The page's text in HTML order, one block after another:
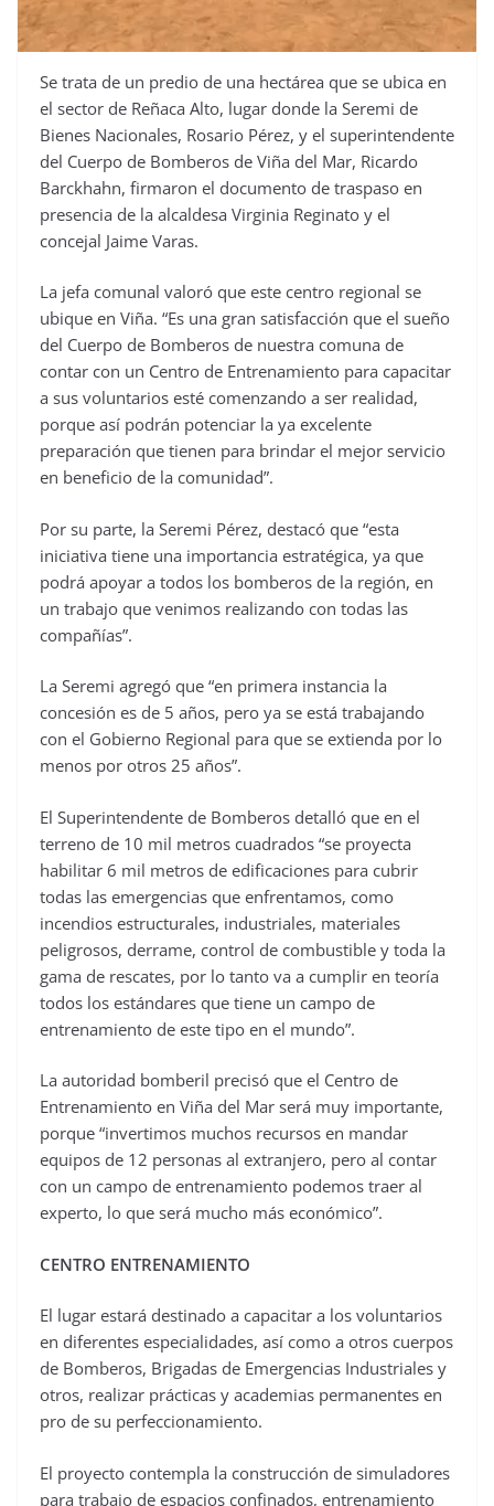
Se trata de un predio de una hectárea que se ubica en
el sector de Reñaca Alto, lugar donde la Seremi de
Bienes Nacionales, Rosario Pérez, y el superintendente
del Cuerpo de Bomberos de Viña del Mar, Ricardo
Barckhahn, firmaron el documento de traspaso en
presencia de la alcaldesa Virginia Reginato y el
concejal Jaime Varas.
La jefa comunal valoró que este centro regional se
ubique en Viña. “Es una gran satisfacción que el sueño
del Cuerpo de Bomberos de nuestra comuna de
contar con un Centro de Entrenamiento para capacitar
a sus voluntarios esté comenzando a ser realidad,
porque así podrán potenciar la ya excelente
preparación que tienen para brindar el mejor servicio
en beneficio de la comunidad”.
Por su parte, la Seremi Pérez, destacó que “esta
iniciativa tiene una importancia estratégica, ya que
podrá apoyar a todos los bomberos de la región, en
un trabajo que venimos realizando con todas las
compañías”.
La Seremi agregó que “en primera instancia la
concesión es de 5 años, pero ya se está trabajando
con el Gobierno Regional para que se extienda por lo
menos por otros 25 años”.
El Superintendente de Bomberos detalló que en el
terreno de 10 mil metros cuadrados “se proyecta
habilitar 6 mil metros de edificaciones para cubrir
todas las emergencias que enfrentamos, como
incendios estructurales, industriales, materiales
peligrosos, derrame, control de combustible y toda la
gama de rescates, por lo tanto va a cumplir en teoría
todos los estándares que tiene un campo de
entrenamiento de este tipo en el mundo”.
La autoridad bomberil precisó que el Centro de
Entrenamiento en Viña del Mar será muy importante,
porque “invertimos muchos recursos en mandar
equipos de 12 personas al extranjero, pero al contar
con un campo de entrenamiento podemos traer al
experto, lo que será mucho más económico”.
CENTRO ENTRENAMIENTO
El lugar estará destinado a capacitar a los voluntarios
en diferentes especialidades, así como a otros cuerpos
de Bomberos, Brigadas de Emergencias Industriales y
otros, realizar prácticas y academias permanentes en
pro de su perfeccionamiento.
El proyecto contempla la construcción de simuladores
para trabajo de espacios confinados, entrenamiento